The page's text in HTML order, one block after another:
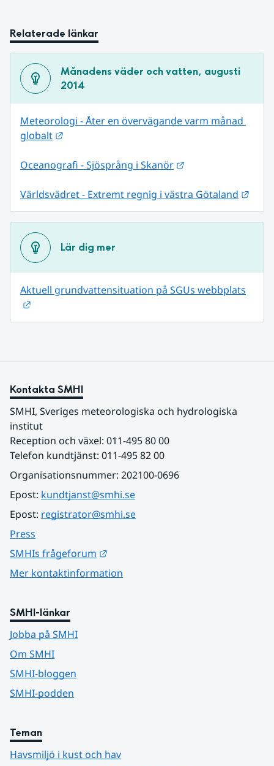
Relaterade länkar
Månadens väder och vatten, augusti
2014
Meteorologi - Åter en övervägande varm månad
globalt
Oceanografi - Sjösprång i Skanör
Världsvädret - Extremt regnig i västra Götaland
Lär dig mer
Aktuell grundvattensituation på SGUs webbplats
Kontakta SMHI
SMHI, Sveriges meteorologiska och hydrologiska
institut
Reception och växel: 011-495 80 00
Telefon kundtjänst: 011-495 82 00
Organisationsnummer: 202100-0696
Epost: kundtjanst@smhi.se
Epost: registrator@smhi.se
Press
SMHIs frågeforum
Mer kontaktinformation
SMHI-länkar
Jobba på SMHI
Om SMHI
SMHI-bloggen
SMHI-podden
Teman
Havsmiljö i kust och hav